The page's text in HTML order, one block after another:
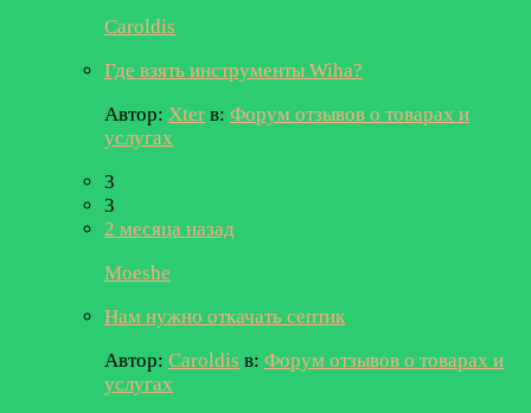
Caroldis
Где взять инструменты Wiha?
Автор: Xter в: Форум отзывов о товарах и
услугах
3
3
2 месяца назад
Moeshe
Нам нужно откачать септик
Автор: Caroldis в: Форум отзывов о товарах и
услугах